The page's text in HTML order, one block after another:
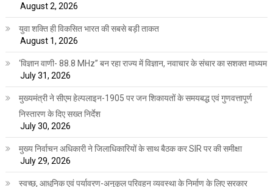
August 2, 2026
युवा शक्ति ही विकसित भारत की सबसे बड़ी ताकत
August 1, 2026
‘विज्ञान वाणी- 88.8 MHz” बन रहा राज्य में विज्ञान, नवाचार के संचार का सशक्त माध्यम
July 31, 2026
मुख्यमंत्री ने सीएम हेल्पलाइन-1905 पर जन शिकायतों के समयबद्ध एवं गुणवत्तापूर्ण
निस्तारण के दिए सख्त निर्देश
July 30, 2026
मुख्य निर्वाचन अधिकारी ने जिलाधिकारियों के साथ बैठक कर SIR पर की समीक्षा
July 29, 2026
स्वच्छ, आधुनिक एवं पर्यावरण-अनुकूल परिवहन व्यवस्था के निर्माण के लिए सरकार